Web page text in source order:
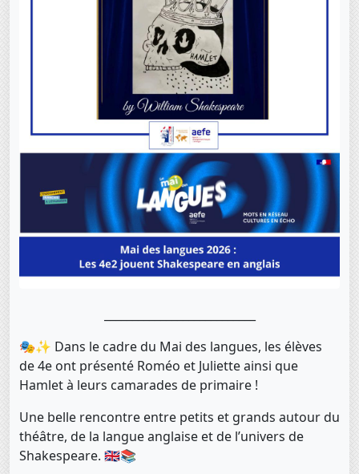
🎭✨ Dans le cadre du Mai des langues, les élèves
de 4e ont présenté Roméo et Juliette ainsi que
Hamlet à leurs camarades de primaire !
Une belle rencontre entre petits et grands autour du
théâtre, de la langue anglaise et de l’univers de
Shakespeare. 🇬🇧📚